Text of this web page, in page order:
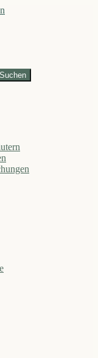
Suchen